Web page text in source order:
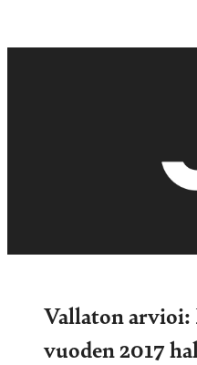
Vallaton arvioi:
vuoden 2017